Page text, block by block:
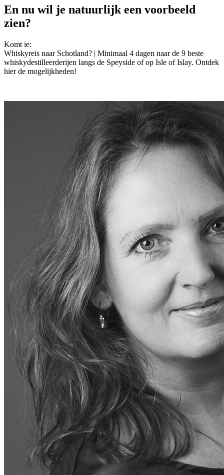
En nu wil je natuurlijk een voorbeeld
zien?
Komt ie:
Whiskyreis naar Schotland? | Minimaal 4 dagen naar de 9 beste
whiskydestilleerderijen langs de Speyside of op Isle of Islay. Ontdek
hier de mogelijkheden!